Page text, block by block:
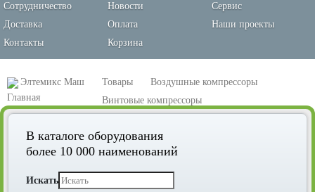
Сотрудничество
Новости
Сервис
Доставка
Оплата
Наши проекты
Контакты
Корзина
Элтемикс Маш Товары
Воздушные компрессоры
Винтовые компрессоры
Винтовой компрессор Remeza ВК40-15ДВС
В каталоге оборудования
более 10 000 наименований
Искать